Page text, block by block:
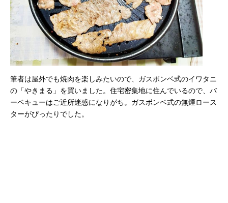
筆者は屋外でも焼肉を楽しみたいので、ガスボンベ式のイワタニ
の「やきまる」を買いました。住宅密集地に住んでいるので、バ
ーベキューはご近所迷惑になりがち。ガスボンベ式の無煙ロース
ターがぴったりでした。